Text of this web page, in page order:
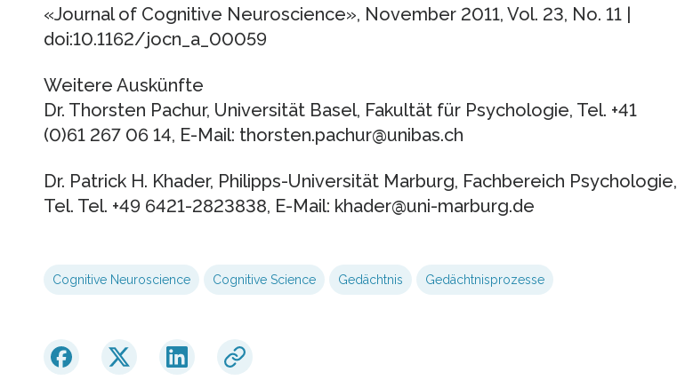
«Journal of Cognitive Neuroscience», November 2011, Vol. 23, No. 11 |
doi:10.1162/jocn_a_00059
Weitere Auskünfte
Dr. Thorsten Pachur, Universität Basel, Fakultät für Psychologie, Tel. +41
(0)61 267 06 14, E-Mail: thorsten.pachur@unibas.ch
Dr. Patrick H. Khader, Philipps-Universität Marburg, Fachbereich Psychologie,
Tel. Tel. +49 6421-2823838, E-Mail: khader@uni-marburg.de
Cognitive Neuroscience Cognitive Science Gedächtnis Gedächtnisprozesse